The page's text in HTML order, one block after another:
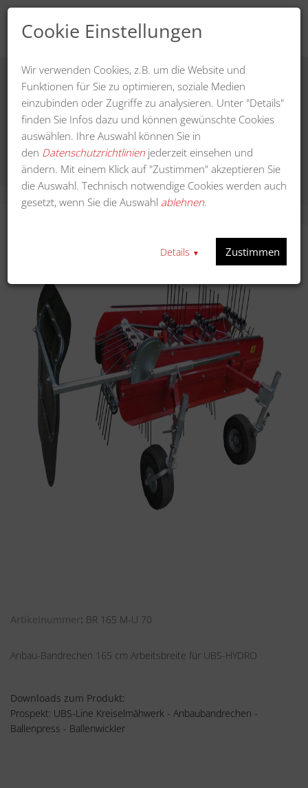
Cookie Einstellungen
Wir verwenden Cookies, z.B. um die Website und
Funktionen für Sie zu optimieren, soziale Medien
einzubinden oder Zugriffe zu analysieren. Unter "Details"
finden Sie Infos dazu und können gewünschte Cookies
auswählen. Ihre Auswahl können Sie in
den Datenschutzrichtlinien jederzeit einsehen und
ändern. Mit einem Klick auf "Zustimmen" akzeptieren Sie
die Auswahl. Technisch notwendige Cookies werden auch
gesetzt, wenn Sie die Auswahl ablehnen.
Details ▼ Zustimmen
Anbau-Bandrechen 165 cm Arbeitsbreite für
UBS-HYDRO
Artikelnummer BR 165 M-U 70
Anbau-Bandrechen 165 cm Arbeitsbreite für UBS-HYDRO
Downloads zum Produkt:
Prospekt: UBS-Line Kreiselmähwerk - Anbaubandrechen -
Ballenpress - Ballenwickler